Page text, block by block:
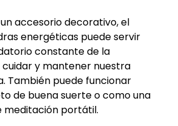
accesorio decorativo, el
energéticas puede servir
constante de la
y mantener nuestra
También puede funcionar
de buena suerte o como una
meditación portátil.